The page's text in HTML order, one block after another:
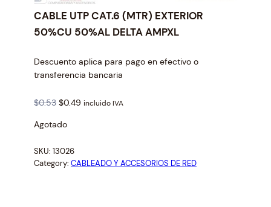
CABLE UTP CAT.6 (MTR) EXTERIOR
50%CU 50%AL DELTA AMPXL
Descuento aplica para pago en efectivo o
transferencia bancaria
$0.53 O
i
i
n
$0.49 C
n
incluido IVA
Agotado
SKU: 13026
Category: CABLEADO Y ACCESORIOS DE RED